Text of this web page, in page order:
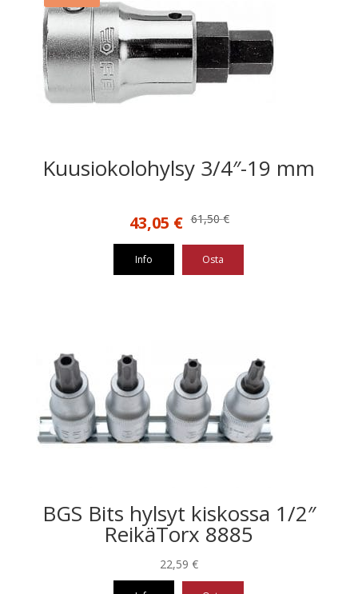
Kuusiokolohylsy 3/4″-19 mm
61,50€
Alkuperäinen
61,50 €.
43,05 €Nykyinen
43,05 €.
Info Osta
BGS Bits hylsyt kiskossa 1/2″
ReikäTorx 8885
22,59 €